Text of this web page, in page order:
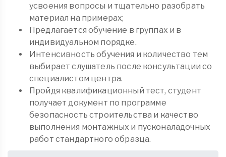
усвоения вопросы и тщательно разобрать
материал на примерах;
Предлагается обучение в группах и в
индивидуальном порядке.
Интенсивность обучения и количество тем
выбирает слушатель после консультации со
специалистом центра.
Пройдя квалификационный тест, студент
получает документ по программе
безопасность строительства и качество
выполнения монтажных и пусконаладочных
работ стандартного образца.